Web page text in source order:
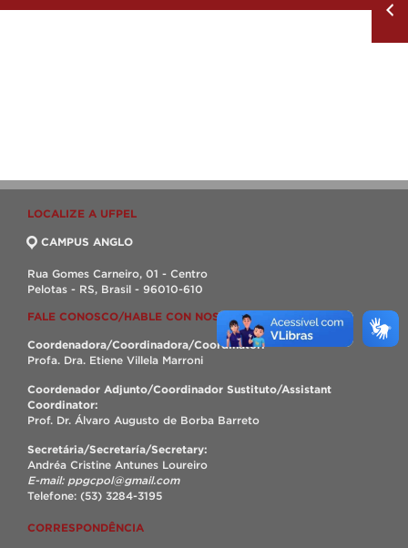
LOCALIZE A UFPEL
CAMPUS ANGLO
Rua Gomes Carneiro, 01 - Centro
Pelotas - RS, Brasil - 96010-610
FALE CONOSCO/HABLE CON NOSOTROS/CONTACT US
Coordenadora/Coordinadora/Coordinator:
Profa. Dra. Etiene Villela Marroni
Coordenador Adjunto/Coordinador Sustituto/Assistant
Coordinator:
Prof. Dr. Álvaro Augusto de Borba Barreto
Secretária/Secretaría/Secretary:
Andréa Cristine Antunes Loureiro
E-mail: ppgcpol@gmail.com
Telefone: (53) 3284-3195
CORRESPONDÊNCIA